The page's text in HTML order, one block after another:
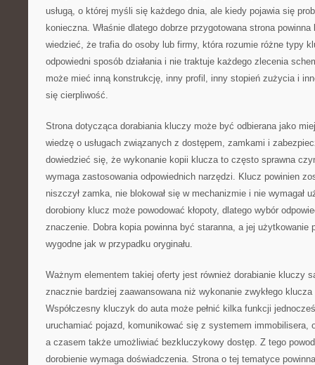
usługą, o której myśli się każdego dnia, ale kiedy pojawia się
konieczna. Właśnie dlatego dobrze przygotowana strona
wiedzieć, że trafia do osoby lub firmy, która rozumie różne typy
odpowiedni sposób działania i nie traktuje każdego zlecenia
może mieć inną konstrukcję, inny profil, inny stopień zużycia i
się cierpliwość.
Strona dotycząca dorabiania kluczy może być odbierana jako
wiedzę o usługach związanych z dostępem, zamkami i
dowiedzieć się, że wykonanie kopii klucza to często sprawna
wymaga zastosowania odpowiednich narzędzi. Klucz powinien
niszczył zamka, nie blokował się w mechanizmie i nie wymagał
dorobiony klucz może powodować kłopoty, dlatego wybór
znaczenie. Dobra kopia powinna być staranna, a jej użytkowanie
wygodne jak w przypadku oryginału.
Ważnym elementem takiej oferty jest również dorabianie kluczy
znacznie bardziej zaawansowana niż wykonanie zwykłego
Współczesny kluczyk do auta może pełnić kilka funkcji
uruchamiać pojazd, komunikować się z systemem immobilisera,
a czasem także umożliwiać bezkluczykowy dostęp. Z tego
dorobienie wymaga doświadczenia. Strona o tej tematyce